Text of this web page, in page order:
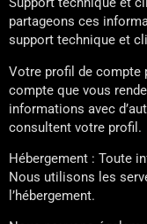
partageons ces
support technique et
Votre profil de compte
compte que vous
informations avec
consultent votre profil.
Hébergement : Toute
Nous utilisons les
l’hébergement.